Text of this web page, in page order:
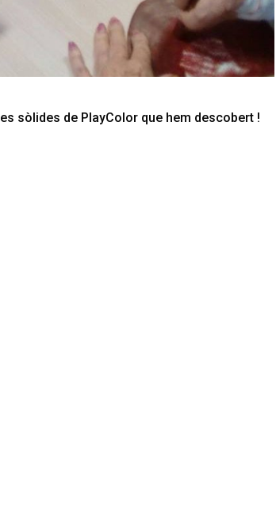
sòlides de PlayColor que hem descobert !